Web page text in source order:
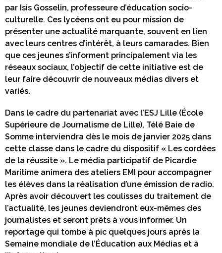
par Isis Gosselin, professeure d’éducation socio-
culturelle. Ces lycéens ont eu pour mission de
présenter une actualité marquante, souvent en lien
avec leurs centres d’intérêt, à leurs camarades. Bien
que ces jeunes s’informent principalement via les
réseaux sociaux, l’objectif de cette initiative est de
leur faire découvrir de nouveaux médias divers et
variés.
Dans le cadre du partenariat avec l’ESJ Lille (École
Supérieure de Journalisme de Lille), Télé Baie de
Somme interviendra dès le mois de janvier 2025 dans
cette classe dans le cadre du dispositif « Les cordées
de la réussite ». Le média participatif de Picardie
Maritime animera des ateliers EMI pour accompagner
les élèves dans la réalisation d’une émission de radio.
Après avoir découvert les coulisses du traitement de
l’actualité, les jeunes deviendront eux-mêmes des
journalistes et seront prêts à vous informer. Un
reportage qui tombe à pic quelques jours après la
Semaine mondiale de l’Éducation aux Médias et à